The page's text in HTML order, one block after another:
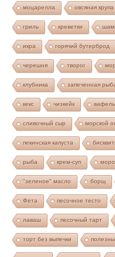
моцарелла овсяная крупа
гриль креветки
икра горячий бутерброд
черешня творог
клубника запеченная
кекс чизкейк
сливочный сыр морской
пекинская капуста
рыба крем-суп
"зеленое" масло борщ
Фета песочное тесто
лаваш песочный тарт
торт без выпечки